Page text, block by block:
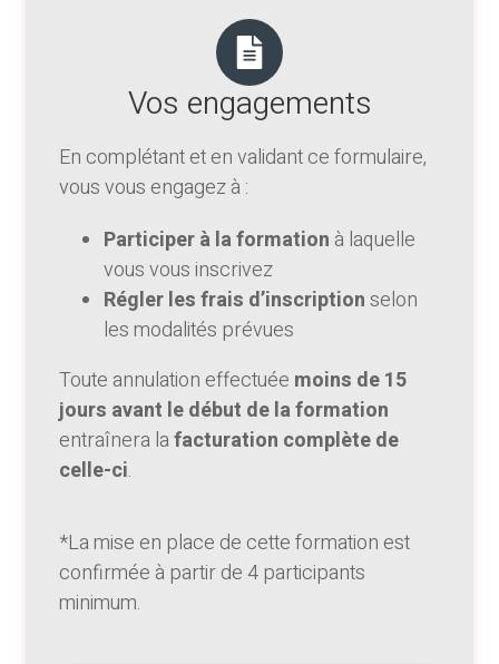
Vos engagements
En complétant et en validant ce formulaire,
vous vous engagez à :
Participer à la formation à laquelle
vous vous inscrivez
Régler les frais d’inscriptionselon
les modalités prévues
Toute annulation effectuée moins de 15
jours avant le début de la formation
entraînera lafacturation complète de
celle-ci.
*La mise en place de cette formation est
confirmée à partir de 4 participants
minimum.